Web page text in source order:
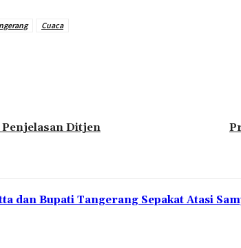
Cuaca
Ditjen
dan Bupati Tangerang Sepakat Atasi